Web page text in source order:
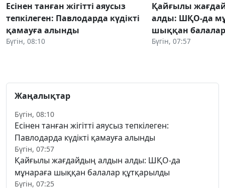
Есінен танған жігітті аяусыз
тепкілеген: Павлодарда күдікті
қамауға алынды
Бүгін, 08:10
Қайғылы
алды: ШҚО-да
шыққан
Бүгін, 07:57
Жаңалықтар
Бүгін, 08:10
Есінен танған жігітті аяусыз тепкілеген:
Павлодарда күдікті қамауға алынды
Бүгін, 07:57
Қайғылы жағдайдың алдын алды: ШҚО-да
мұнараға шыққан балалар құтқарылды
Бүгін, 07:25